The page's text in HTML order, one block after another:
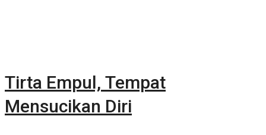
Tirta Empul, Tempat
Mensucikan Diri